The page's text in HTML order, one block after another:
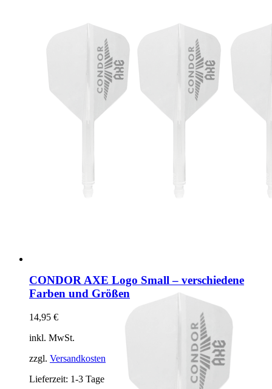
CONDOR AXE Logo Small – verschiedene
Farben und Größen
14,95 €
inkl. MwSt.
zzgl. Versandkosten
Lieferzeit: 1-3 Tage